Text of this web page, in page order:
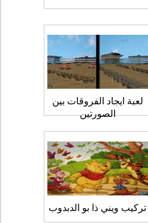
لعبة ايجاد الفروقات بين
الصورتين
تركيب ويني ذا بو الدبدوب